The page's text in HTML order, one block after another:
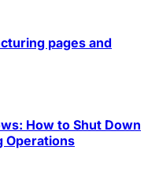
pages and
How to Shut Down
Operations